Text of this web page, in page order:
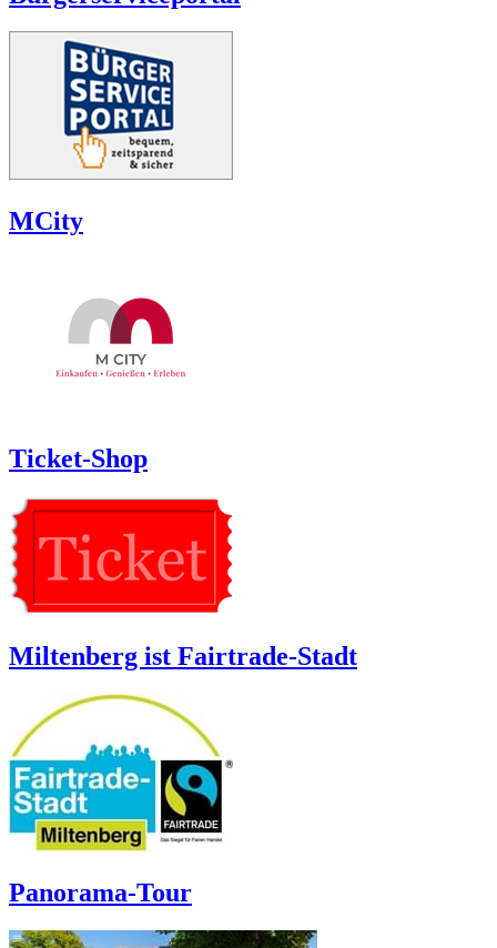
MCity
Ticket-Shop
Miltenberg ist Fairtrade-Stadt
Panorama-Tour